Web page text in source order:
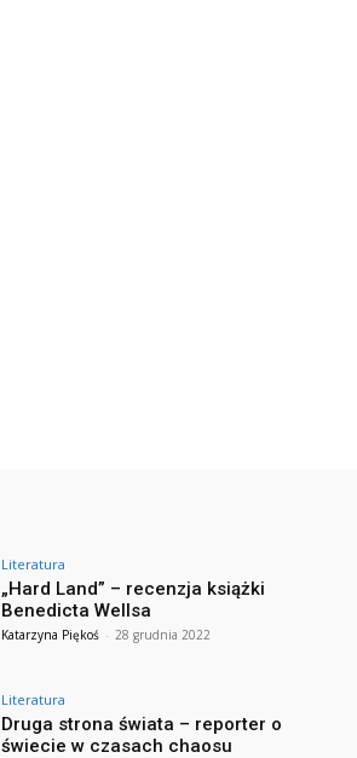
Literatura
„Hard Land” – recenzja książki
Benedicta Wellsa
Katarzyna Piękoś - 28 grudnia 2022
Literatura
Druga strona świata – reporter o
świecie w czasach chaosu